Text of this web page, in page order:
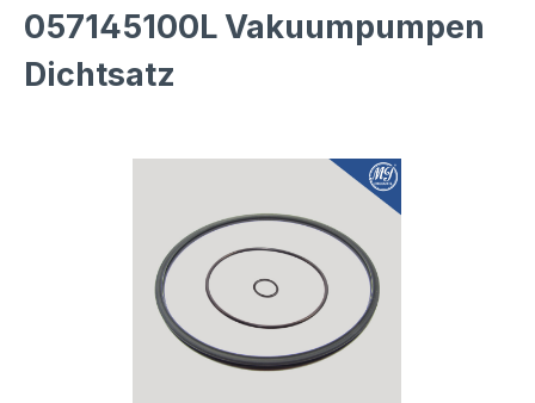
057145100L Vakuumpumpen
Dichtsatz